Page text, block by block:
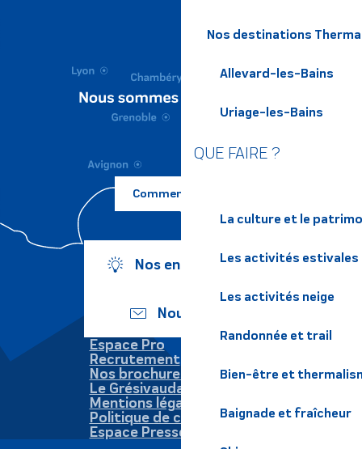
Nos destinations
Allevard-les-Bains
Uriage-les-Bains
QUE FAIRE ?
La culture et le
Les activités estivales
Les activités neige
Randonnée et trail
Bien-être et
Baignade et fraîcheur
Comment venir ?
Nos engagements
Nous écrire
Espace Pro
Recrutement
Nos brochures
Le Grésivaudan
Mentions légales
Politique de confidentialité
Espace Presse